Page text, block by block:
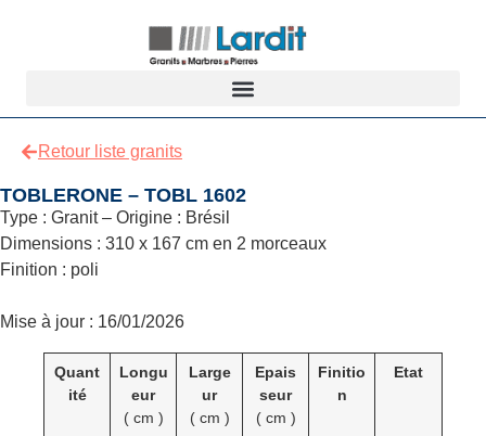
Retour liste granits
TOBLERONE – TOBL 1602
Type : Granit – Origine : Brésil
Dimensions : 310 x 167 cm en 2 morceaux
Finition : poli
Mise à jour : 16/01/2026
Quant
ité
Longu
eur
( cm )
Large
ur
( cm )
Epais
seur
( cm )
Finitio
n
Etat